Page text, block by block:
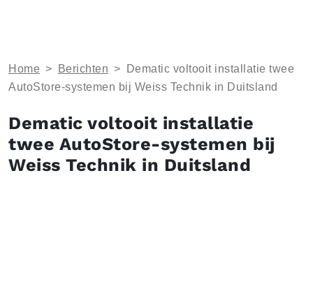
Home > Berichten >
Dematic voltooit installatie twee
AutoStore-systemen bij Weiss Technik in Duitsland
Dematic voltooit installatie
twee AutoStore-systemen bij
Weiss Technik in Duitsland